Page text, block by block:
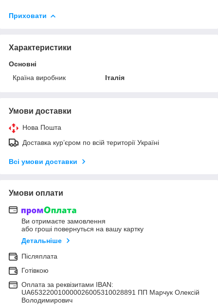
Приховати
Характеристики
Основні
Країна виробник
Італія
Умови доставки
Нова Пошта
Доставка кур’єром по всій території Україні
Всі умови доставки
Умови оплати
Ви отримаєте замовлення
або гроші повернуться на вашу картку
Детальніше
Післяплата
Готівкою
Оплата за реквізитами IBAN:
UA653220010000026005310028891 ПП Марчук Олексій
Володимирович